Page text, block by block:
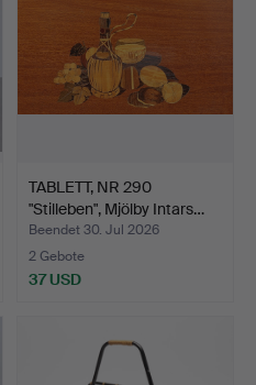
TABLETT, NR 290
"Stilleben", Mjölby Intars…
Beendet 30. Jul 2026
2 Gebote
37 USD